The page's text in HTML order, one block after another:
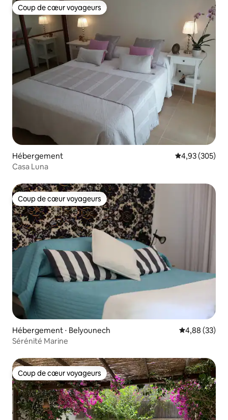
Coup de cœur voyageurs
Coup de cœur voyageurs
Hébergement Évaluation
4,93 (305)
Casa Luna
Coup de cœur voyageurs
Coup de cœur voyageurs
Hébergement ⋅ Belyounech Évaluation
4,88 (33)
Sérénité Marine
Coup de cœur voyageurs
Coup de cœur voyageurs